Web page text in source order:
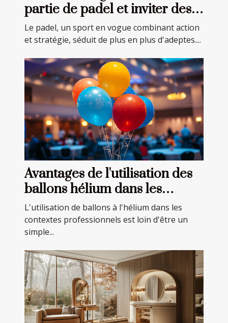
partie de padel et inviter des
joueurs près de chez vous
Le padel, un sport en vogue combinant action
et stratégie, séduit de plus en plus d'adeptes....
Avantages de l'utilisation des
ballons hélium dans les
événements professionnels
L'utilisation de ballons à l'hélium dans les
contextes professionnels est loin d'être un
simple...